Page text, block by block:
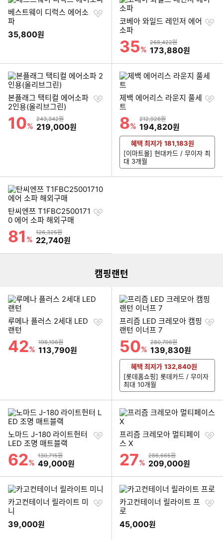
베스트웨이 디럭스 에어소
파
35,800원
찜
코베아 와일드 레인저 에어
소파
할인률
35%
상품금액
268,422원
할인금액
173,880원
찜
본플래그 택티컬 에어소파
2인용(올리브그린)
할인률
10%
상품금액
243,342원
할인금액
219,000원
찜
제백 에어리스 라운지 풀세
트
할인률
8%
상품금액
212,926원
할인금액
194,820원
찜
혜택 최저가 181,183원
[이마트몰] 현대카드 / 무이자 최
대 3개월
탄씨엔쯔 T1FBC2500171
0 에어 소파 해외구매
할인률
81 %
상품금액
126,325원
할인금액
22,740원
찜
캠핑랜턴
루메나 플러스 2세대 LED
랜턴
할인률
42%
상품금액
198,196원
할인금액
113,790원
찜
프리즘 LED 크레모아 캠핑
랜턴 이너프 7
할인률
50%
상품금액
280,796원
할인금액
139,830원
찜
혜택 최저가 132,840원
[롯데홈쇼핑] 롯데카드 / 무이자
최대 10개월
노마드 J-180 라이트헌터
LED 조명 매트블랙
할인률
62%
상품금액
130,715원
할인금액
49,000원
찜
프리즘 크레모아 멀티페이
스 X
할인률
27%
상품금액
286,665원
할인금액
209,000원
찜
카고컨테이너 릴라이트 미
니
39,000원
찜
카고컨테이너 릴라이트 프
로
45,000원
찜